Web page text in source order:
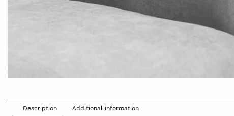
Description Additional information